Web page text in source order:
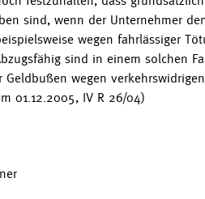
sind, wenn der Unternehmer
wegen fahrlässiger
sind in einem solchen
wegen
01.12.2005, IV R 26/04)